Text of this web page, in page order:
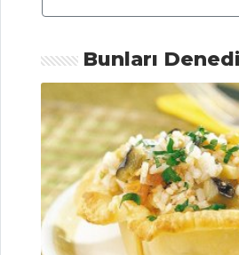
Salatalar Tüm
SEBZE
YEMEKLERI
Zeytinyağlı
Enginar Tarifi, Nasıl
Yapılır?
Patlıcan Silkme
Bunları